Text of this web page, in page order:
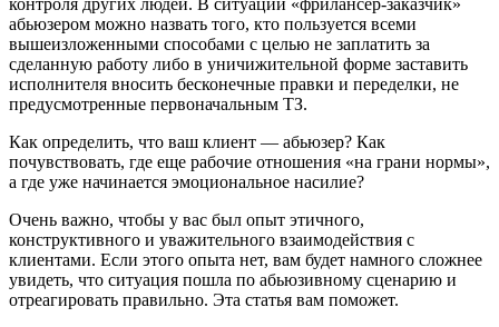
контроля других людей. В ситуации «фрилансер-заказчик»
абьюзером можно назвать того, кто пользуется всеми
вышеизложенными способами с целью не заплатить за
сделанную работу либо в уничижительной форме заставить
исполнителя вносить бесконечные правки и переделки, не
предусмотренные первоначальным ТЗ.
Как определить, что ваш клиент — абьюзер? Как
почувствовать, где еще рабочие отношения «на грани нормы»,
а где уже начинается эмоциональное насилие?
Очень важно, чтобы у вас был опыт этичного,
конструктивного и уважительного взаимодействия с
клиентами. Если этого опыта нет, вам будет намного сложнее
увидеть, что ситуация пошла по абьюзивному сценарию и
отреагировать правильно. Эта статья вам поможет.